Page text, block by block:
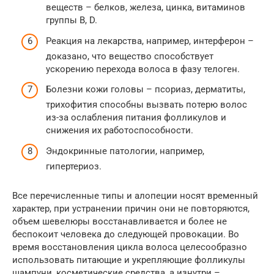
веществ – белков, железа, цинка, витаминов
группы B, D.
Реакция на лекарства, например, интерферон –
доказано, что вещество способствует
ускорению перехода волоса в фазу телоген.
Болезни кожи головы – псориаз, дерматиты,
трихофития способны вызвать потерю волос
из-за ослабления питания фолликулов и
снижения их работоспособности.
Эндокринные патологии, например,
гипертериоз.
Все перечисленные типы и алопеции носят временный
характер, при устранении причин они не повторяются,
объем шевелюры восстанавливается и более не
беспокоит человека до следующей провокации. Во
время восстановления цикла волоса целесообразно
использовать питающие и укрепляющие фолликулы